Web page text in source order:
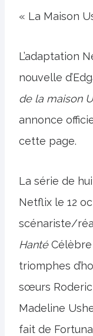
« La Maison
L’adaptation
nouvelle
de la maison
annonce
cette page.
La série de
Netflix le 12
scénariste/
HantéCélèbre
triomphes
sœurs
Madeline
fait de